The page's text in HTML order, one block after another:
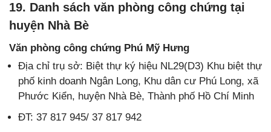
19. Danh sách văn phòng công chứng tại
huyện Nhà Bè
Văn phòng công chứng Phú Mỹ Hưng
Địa chỉ trụ sở: Biệt thự ký hiệu NL29(D3) Khu biệt thự
phố kinh doanh Ngân Long, Khu dân cư Phú Long, xã
Phước Kiển, huyện Nhà Bè, Thành phố Hồ Chí Minh
ĐT: 37 817 945/ 37 817 942